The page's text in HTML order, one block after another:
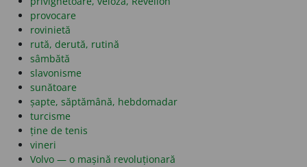
provocare
rovinietă
rută, derută, rutină
sâmbătă
slavonisme
sunătoare
șapte, săptămână, hebdomadar
turcisme
ține de tenis
vineri
Volvo — o mașină revoluționară